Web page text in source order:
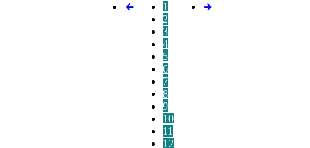
1
2
3
4
5
6
7
8
9
10
11
12